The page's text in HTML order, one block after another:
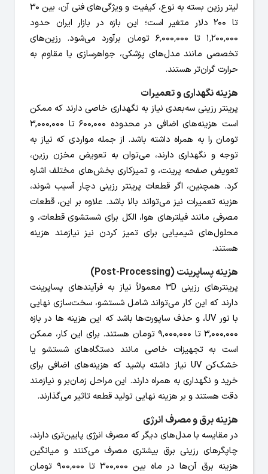
لیتر رزین بسته به نوع، کیفیت و ویژگی‌های فنی آن، بین ۳۰
تا ۲۰۰ دلار متغیر است؛ این بازه در بازار ایران حدود
۱٬۲۰۰٬۰۰۰ تا ۶٬۰۰۰٬۰۰۰ تومان برآورد می‌شود. رزین‌های
تخصصی مانند مدل‌های پزشکی، جواهرسازی یا مقاوم به
حرارت گران‌تر هستند.
هزینه نگهداری و تعمیرات
پرینتر رزینی سه‌بعدی نیاز به نگهداری خاصی دارند که ممکن
است هزینه‌های اضافی در محدوده 600,000 تا 3,000,000
تومان را به همراه داشته باشد. از جمله مواردی که نیاز به
توجه و نگهداری دارند، می‌توان به تعویض مخزن رزین،
تعویض صفحه پرینت، و تمیزکاری بخش‌های مختلف اشاره
کرد. همچنین، اگر قطعات پرینتر رزینی دچار آسیب شوند،
هزینه تعمیرات نیز می‌تواند بالا باشد. علاوه بر این، قطعات
مصرفی مانند فیلترهای هوا، الکل برای شستشوی قطعات، و
محلول‌های شیمیایی برای تمیز کردن نیز نیازمند هزینه
هستند.
هزینه پساپرینت (Post-Processing)
پرینترهای رزینی 3D معمولاً نیاز به فرآیندهای پساپرینت
دارند که این کار می‌تواند شامل شستشو، سخت‌سازی نهایی
با نور UV، و حذف ساپورت‌ها باشد که این هزینه ها در بازه
3,000,000 تا 9,000,000 تومان هستند. برای این کار، ممکن
است به تجهیزات خاصی مانند دستگاه‌های شستشو یا
خشک‌کن UV نیاز داشته باشید که هزینه‌های اضافی برای
خرید و نگهداری به همراه دارند. این مراحل زمان‌بر و نیازمند
دقت هستند و بر هزینه نهایی تولید قطعه تاثیر می‌گذارند.
هزینه برق و مصرف انرژی
در مقایسه با مدل‌های دیگر که مصرف انرژی پایین‌تری دارند،
چاپگرهای رزینی برق بیشتری مصرف می‌کنند و میانگین
هزینه برق آن‌ها در ماه بین ۳۰۰٬۰۰۰ تا ۹۰۰٬۰۰۰ تومان